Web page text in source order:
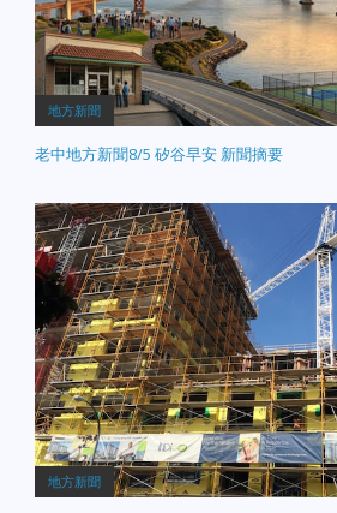
地方新聞
老中地方新聞8/5 矽谷早安 新聞摘要
地方新聞